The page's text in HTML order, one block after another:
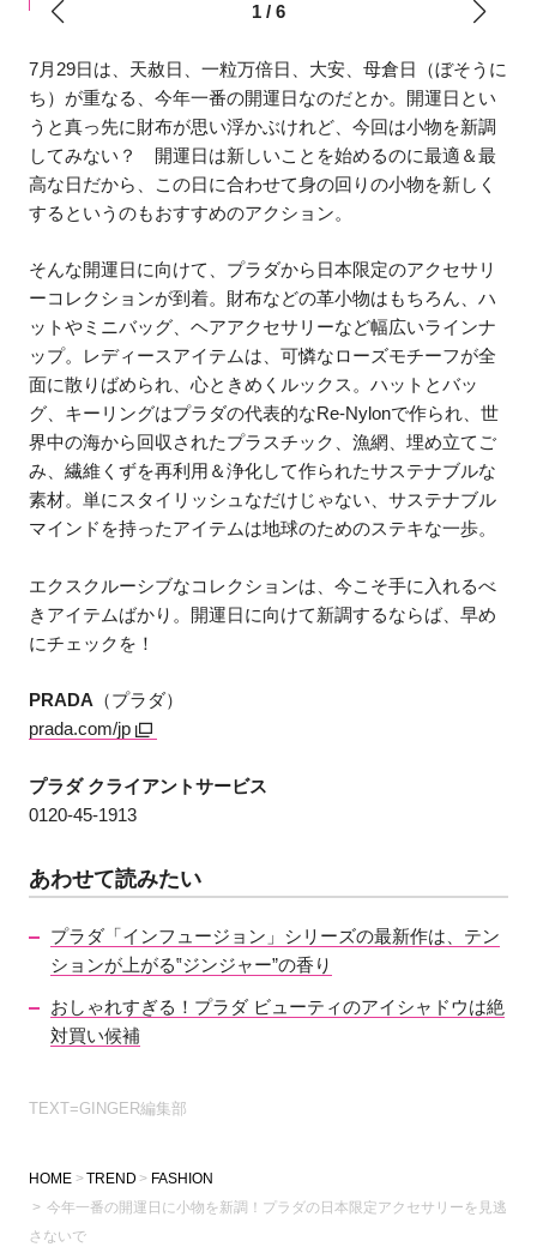
1/ 6
7月29日は、天赦日、一粒万倍日、大安、母倉日（ぼそうに
ち）が重なる、今年一番の開運日なのだとか。開運日とい
うと真っ先に財布が思い浮かぶけれど、今回は小物を新調
してみない？ 開運日は新しいことを始めるのに最適＆最
高な日だから、この日に合わせて身の回りの小物を新しく
するというのもおすすめのアクション。
そんな開運日に向けて、プラダから日本限定のアクセサリ
ーコレクションが到着。財布などの革小物はもちろん、ハ
ットやミニバッグ、ヘアアクセサリーなど幅広いラインナ
ップ。レディースアイテムは、可憐なローズモチーフが全
面に散りばめられ、心ときめくルックス。ハットとバッ
グ、キーリングはプラダの代表的なRe-Nylonで作られ、世
界中の海から回収されたプラスチック、漁網、埋め立てご
み、繊維くずを再利用＆浄化して作られたサステナブルな
素材。単にスタイリッシュなだけじゃない、サステナブル
マインドを持ったアイテムは地球のためのステキな一歩。
エクスクルーシブなコレクションは、今こそ手に入れるべ
きアイテムばかり。開運日に向けて新調するならば、早め
にチェックを！
PRADA （プラダ）
prada.com/jp
プラダ クライアントサービス
0120-45-1913
あわせて読みたい
プラダ「インフュージョン」シリーズの最新作は、テン
ションが上がる‟ジンジャー”の香り
おしゃれすぎる！プラダ ビューティのアイシャドウは絶
対買い候補
TEXT=GINGER編集部
HOME TREND
FASHION
今年一番の開運日に小物を新調！プラダの日本限定アクセサリーを見逃
さないで